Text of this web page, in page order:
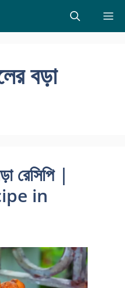
বড়া
রেসিপি |
in